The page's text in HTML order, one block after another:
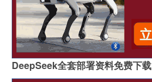
DeepSeek全套部署资料免费下载